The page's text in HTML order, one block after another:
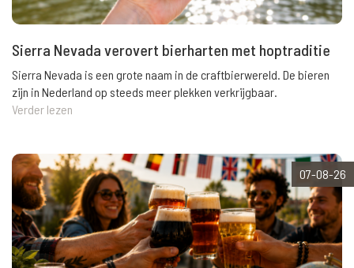
Sierra Nevada verovert bierharten met hoptraditie
Sierra Nevada is een grote naam in de craftbierwereld. De bieren
zijn in Nederland op steeds meer plekken verkrijgbaar.
Verder lezen
07-08-26